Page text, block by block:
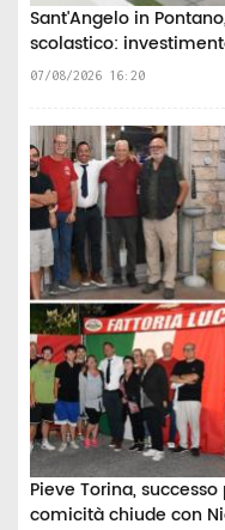
Sant'Angelo in
scolastico:
07/08/2026 16:20
Pieve Torina,
comicità chiude con